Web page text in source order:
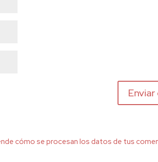
cómo se procesan los datos de tus